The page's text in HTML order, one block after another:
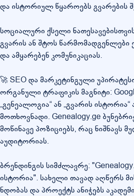
და ისტორიულ წყაროებს გვარების
სოციალური ქსელი
გვარის ან შტოს
და ამყარებენ კომუნიკაციას.
🚀 SEO და მარკეტინგული
ორგანული ტრაფიკის მაგნიტი:
„გენეალოგია“ ან „გვარის
მოთხოვნადი. Genealogy.ge
მოწინავე პოზიციებს, რაც ნიშნავს
აუდიტორიას.
ბრენდინგის სიმძლავრე:
ისტორია". სახელი თავად აღწერს
ნდობას და პროექტს ანიჭებს